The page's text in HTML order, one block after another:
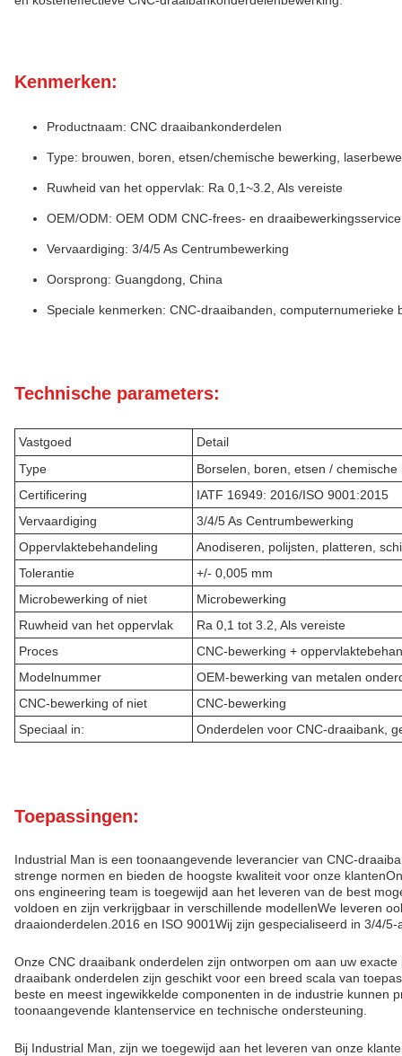
Kenmerken:
Productnaam: CNC draaibankonderdelen
Type: brouwen, boren, etsen/chemische bewerking,
Ruwheid van het oppervlak: Ra 0,1~3.2, Als vereiste
OEM/ODM: OEM ODM CNC-frees- en draaibewerkingsservice
Vervaardiging: 3/4/5 As Centrumbewerking
Oorsprong: Guangdong, China
Speciale kenmerken: CNC-draaibanden,
Technische parameters:
Vastgoed
Detail
Type
Borselen, boren, etsen /
Certificering
IATF 16949: 2016/ISO 9001:2015
Vervaardiging
3/4/5 As Centrumbewerking
Oppervlaktebehandeling
Anodiseren, polijsten, platteren,
Tolerantie
+/- 0,005 mm
Microbewerking of niet
Microbewerking
Ruwheid van het oppervlak
Ra 0,1 tot 3.2, Als vereiste
Proces
CNC-bewerking +
Modelnummer
OEM-bewerking van metalen
CNC-bewerking of niet
CNC-bewerking
Speciaal in:
Onderdelen voor CNC-draaibank,
Toepassingen:
Industrial Man is een toonaangevende leverancier van CNC-
strenge normen en bieden de hoogste kwaliteit voor onze
ons engineering team is toegewijd aan het leveren van de best
voldoen en zijn verkrijgbaar in verschillende modellenWe leveren
draaionderdelen.2016 en ISO 9001Wij zijn gespecialiseerd in 3/4/
Onze CNC draaibank onderdelen zijn ontworpen om aan uw
draaibank onderdelen zijn geschikt voor een breed scala van
beste en meest ingewikkelde componenten in de industrie
toonaangevende klantenservice en technische ondersteuning.
Bij Industrial Man, zijn we toegewijd aan het leveren van onze